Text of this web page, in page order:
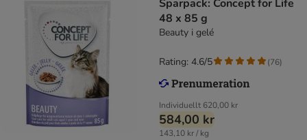
Sparpack: Concept for Life
48 x 85 g
Beauty i gelé
Individuellt 620,00 kr
584,00 kr
143,10 kr / kg
Rating: 4.6/5 (76)